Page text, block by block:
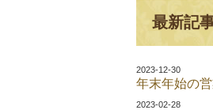
最新記
2023-12-30
年末年始の
2023-02-28